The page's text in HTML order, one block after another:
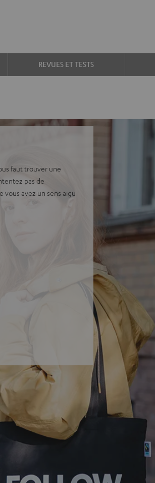
REVUES ET TESTS
faut trouver une
pas de
avez un sens aigu